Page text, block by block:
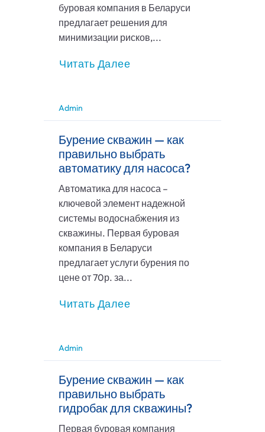
буровая компания в Беларуси
предлагает решения для
минимизации рисков,...
Читать Далее
Admin
Бурение скважин — как
правильно выбрать
автоматику для насоса?
Автоматика для насоса –
ключевой элемент надежной
системы водоснабжения из
скважины. Первая буровая
компания в Беларуси
предлагает услуги бурения по
цене от 70р. за...
Читать Далее
Admin
Бурение скважин — как
правильно выбрать
гидробак для скважины?
Первая буровая компания